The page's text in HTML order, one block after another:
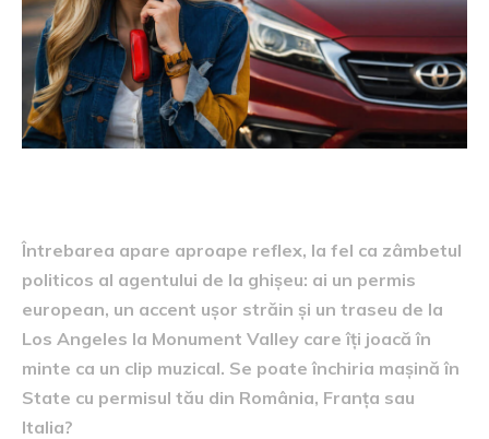
Întrebarea apare aproape reflex, la fel ca zâmbetul
politicos al agentului de la ghișeu: ai un permis
european, un accent ușor străin și un traseu de la
Los Angeles la Monument Valley care îți joacă în
minte ca un clip muzical. Se poate închiria mașină în
State cu permisul tău din România, Franța sau
Italia?